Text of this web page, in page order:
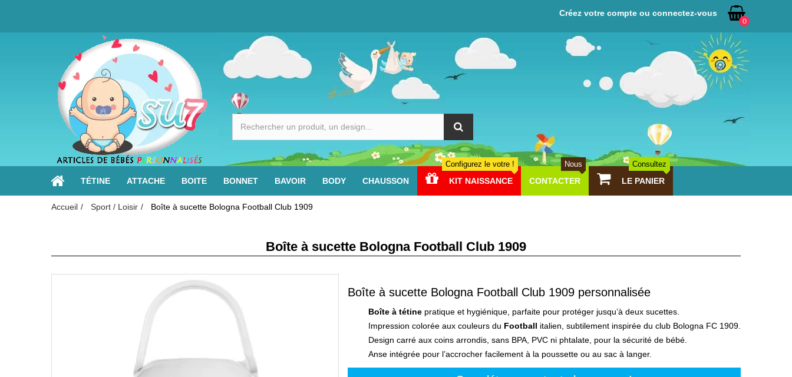
0
Créez votre compte ou connectez-vous
TÉTINE ATTACHE BOITE BONNET BAVOIR BODY CHAUSSON KIT NAISSANCE
Configurez le votre !
CONTACTER
Nous
LE PANIER
Consultez
Accueil Sport / Loisir Boîte à sucette Bologna Football Club 1909
Boîte à sucette Bologna Football Club 1909
Boîte à sucette Bologna Football Club 1909 personnalisée
Boîte à tétinepratique et hygiénique, parfaite pour protéger jusqu’à deux sucettes.
Impression colorée aux couleurs du Football italien, subtilement inspirée du club Bologna FC 1909.
Design carré aux coins arrondis, sans BPA, PVC ni phtalate, pour la sécurité de bébé.
Anse intégrée pour l’accrocher facilement à la poussette ou au sac à langer.